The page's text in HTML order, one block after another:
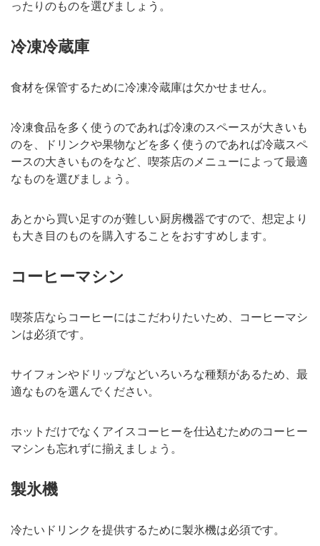
ったりのものを選びましょう。
冷凍冷蔵庫
食材を保管するために冷凍冷蔵庫は欠かせません。
冷凍食品を多く使うのであれば冷凍のスペースが大きいも
のを、ドリンクや果物などを多く使うのであれば冷蔵スペ
ースの大きいものをなど、喫茶店のメニューによって最適
なものを選びましょう。
あとから買い足すのが難しい厨房機器ですので、想定より
も大き目のものを購入することをおすすめします。
コーヒーマシン
喫茶店ならコーヒーにはこだわりたいため、コーヒーマシ
ンは必須です。
サイフォンやドリップなどいろいろな種類があるため、最
適なものを選んでください。
ホットだけでなくアイスコーヒーを仕込むためのコーヒー
マシンも忘れずに揃えましょう。
製氷機
冷たいドリンクを提供するために製氷機は必須です。